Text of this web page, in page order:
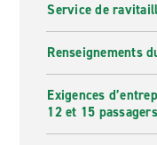
Service de
Renseignements
Exigences
12 et 15 passagers